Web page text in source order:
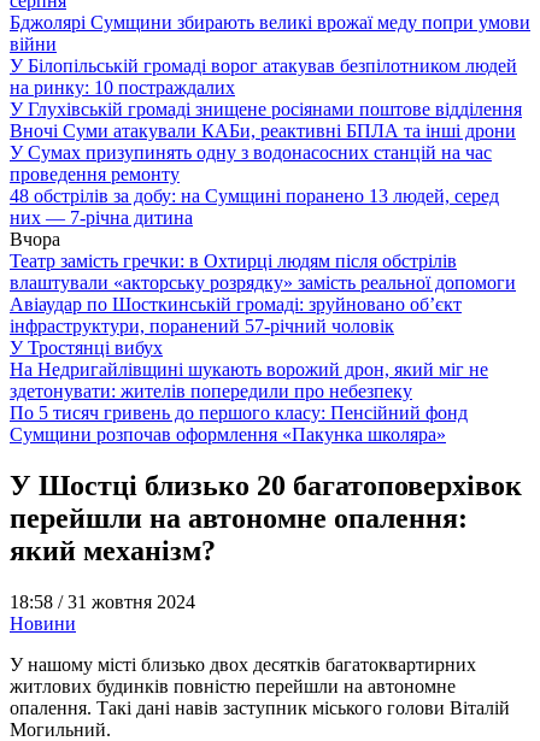
Бджолярі Сумщини збирають великі врожаї меду попри умови
війни
У Білопільській громаді ворог атакував безпілотником людей
на ринку: 10 постраждалих
У Глухівській громаді знищене росіянами поштове відділення
Вночі Суми атакували КАБи, реактивні БПЛА та інші дрони
У Сумах призупинять одну з водонасосних станцій на час
проведення ремонту
48 обстрілів за добу: на Сумщині поранено 13 людей, серед
них — 7-річна дитина
Вчора
Театр замість гречки: в Охтирці людям після обстрілів
влаштували «акторську розрядку» замість реальної допомоги
Авіаудар по Шосткинській громаді: зруйновано об’єкт
інфраструктури, поранений 57-річний чоловік
У Тростянці вибух
На Недригайлівщині шукають ворожий дрон, який міг не
здетонувати: жителів попередили про небезпеку
По 5 тисяч гривень до першого класу: Пенсійний фонд
Сумщини розпочав оформлення «Пакунка школяра»
У Шостці близько 20 багатоповерхівок
перейшли на автономне опалення:
який механізм?
18:58 /31 жовтня 2024
Новини
У нашому місті близько двох десятків багатоквартирних
житлових будинків повністю перейшли на автономне
опалення. Такі дані навів заступник міського голови Віталій
Могильний.